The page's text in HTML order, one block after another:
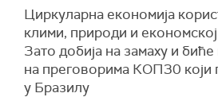
Циркуларна економија
клими, природи и
Зато добија на замаху и
на преговорима КОП30 који
у Бразилу